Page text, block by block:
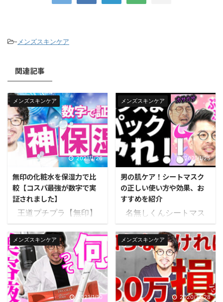
- メンズスキンケア
関連記事
メンズスキンケア
2021/1/26
無印の化粧水を保湿力で比
較【コスパ最強が数字で実
証されました】
王道プチプラ【無印】
と、最強デパコス【SK-
II】の化粧水を保湿力で
徹底的に比較しました。
スキンケア商品を選ぶ
のって難しいですよね。
使ってみないとわからな
い使用感 他人が投稿した
メンズスキンケア
2021/1/25
男の肌ケア！シートマスク
の正しい使い方や効果、お
すすめを紹介
名無しくんシートマス
クって、パックと同じで
すか？ はい、同じで
す。 パックという呼び方
も一般的ですよね。 フェ
イスマスクと呼ぶことも
ありますビヨケン シー
トマスクを正しく使え
メンズスキンケア
2021/1/10
メンズスキンケア
2020/12/28